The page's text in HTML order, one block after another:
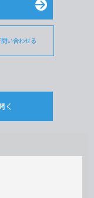
い合わせる
く